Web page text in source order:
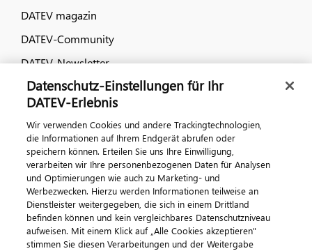
DATEV magazin
DATEV-Community
DATEV-Newsletter
Kontaktieren Sie uns
ImpressumDatenschutzAGB Kontakt
Datenschutz-Einstellungen für Ihr
DATEV-Erlebnis
Wir verwenden Cookies und andere Trackingtechnologien,
die Informationen auf Ihrem Endgerät abrufen oder
speichern können. Erteilen Sie uns Ihre Einwilligung,
verarbeiten wir Ihre personenbezogenen Daten für Analysen
und Optimierungen wie auch zu Marketing- und
Werbezwecken. Hierzu werden Informationen teilweise an
Dienstleister weitergegeben, die sich in einem Drittland
befinden können und kein vergleichbares Datenschutzniveau
aufweisen. Mit einem Klick auf „Alle Cookies akzeptieren"
stimmen Sie diesen Verarbeitungen und der Weitergabe